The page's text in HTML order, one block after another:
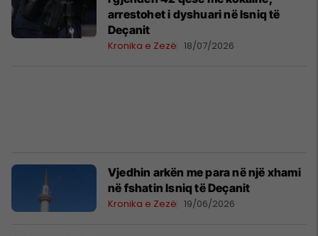
arrestohet i dyshuari në Isniq të
Deçanit
Kronika e Zezë 18/07/2026
Vjedhin arkën me para në një xhami
në fshatin Isniq të Deçanit
Kronika e Zezë 19/06/2026